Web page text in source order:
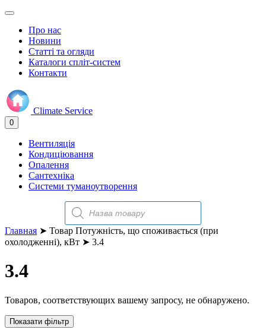
Про нас
Новини
Статті та огляди
Каталоги спліт-систем
Контакти
Climate Service
0
Вентиляція
Кондиціювання
Опалення
Сантехніка
Системи туманоутворення
Поиск
товаров
Главная ➤ Товар Потужність, що споживається (при
охолодженні), кВт ➤ 3.4
3.4
Товаров, соответствующих вашему запросу, не обнаружено.
Показати фільтр